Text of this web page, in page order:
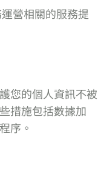
營相關的服務提
您的個人資訊不被
措施包括數據加
序。